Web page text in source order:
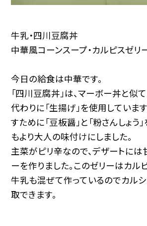
牛乳・四川豆腐丼
中華風コーンスープ・カルピスゼリ
今日の給食は中華です。
「四川豆腐丼」は、マーボー丼と似
代わりに「生揚げ」を使用していま
すために「豆板醤」と「粉さんしょう
もより大人の味付けにしました。
主菜がピリ辛なので、デザートには
ーを作りました。このゼリーはカル
牛乳も混ぜて作っているのでカル
取できます。